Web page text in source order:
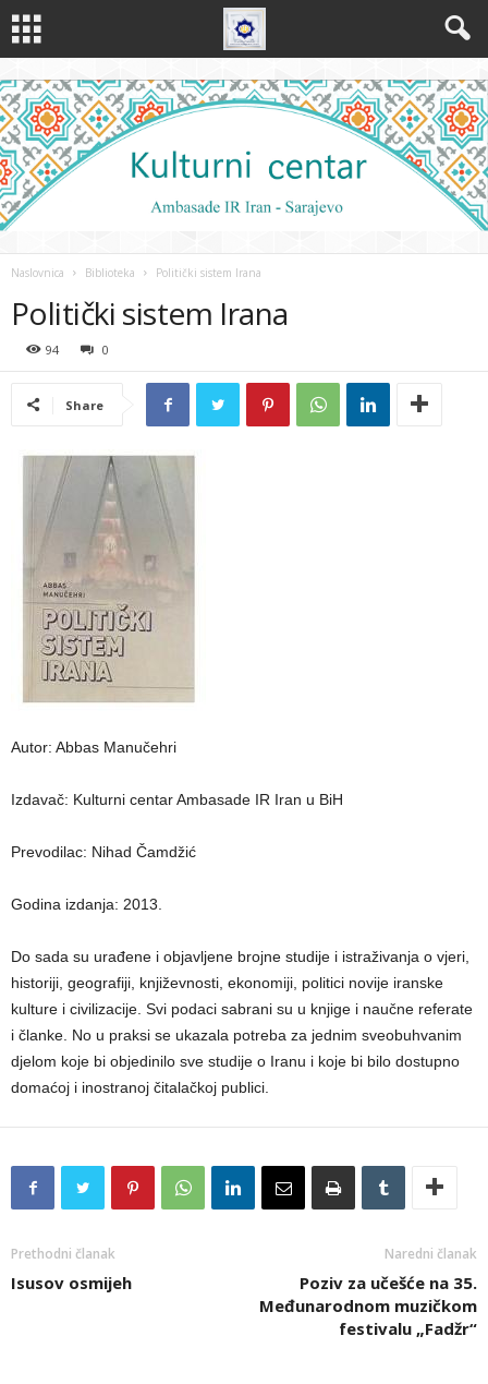
Naslovnica Biblioteka Politički sistem Irana
Politički sistem Irana
94 0
Share
Autor: Abbas Manučehri
Izdavač: Kulturni centar Ambasade IR Iran u BiH
Prevodilac: Nihad Čamdžić
Godina izdanja: 2013.
Do sada su urađene i objavljene brojne studije i istraživanja o vjeri,
historiji, geografiji, književnosti, ekonomiji, politici novije iranske
kulture i civilizacije. Svi podaci sabrani su u knjige i naučne referate
i članke. No u praksi se ukazala potreba za jednim sveobuhvanim
djelom koje bi objedinilo sve studije o Iranu i koje bi bilo dostupno
domaćoj i inostranoj čitalačkoj publici.
Prethodni članak
Isusov osmijeh
Naredni članak
Poziv za učešće na 35.
Međunarodnom muzičkom
festivalu „Fadžr“